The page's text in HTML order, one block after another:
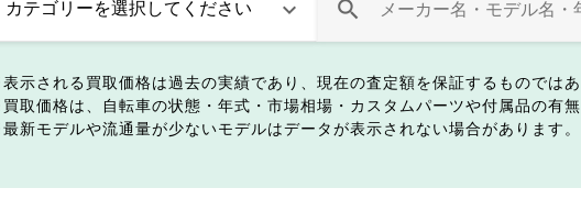
表示される買取価格は過去の実績であり、現在の査定額を保証するものではあ
買取価格は、自転車の状態・年式・市場相場・カスタムパーツや付属品の有
最新モデルや流通量が少ないモデルはデータが表示されない場合があります。